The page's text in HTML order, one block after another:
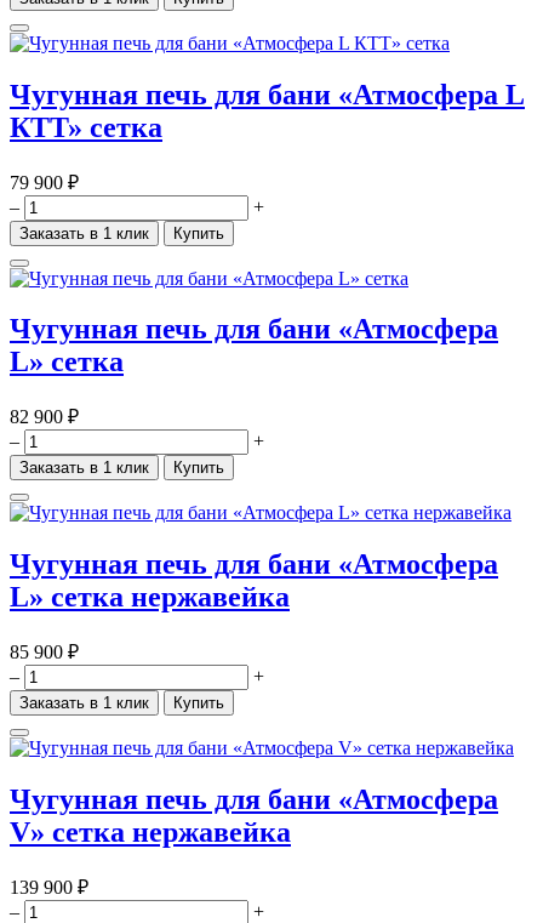
Чугунная печь для бани «Атмосфера L
КТТ» сетка
79 900 ₽
–
+
Заказать в 1 клик Купить
Чугунная печь для бани «Атмосфера
L» сетка
82 900 ₽
–
+
Заказать в 1 клик Купить
Чугунная печь для бани «Атмосфера
L» сетка нержавейка
85 900 ₽
–
+
Заказать в 1 клик Купить
Чугунная печь для бани «Атмосфера
V» сетка нержавейка
139 900 ₽
–
+